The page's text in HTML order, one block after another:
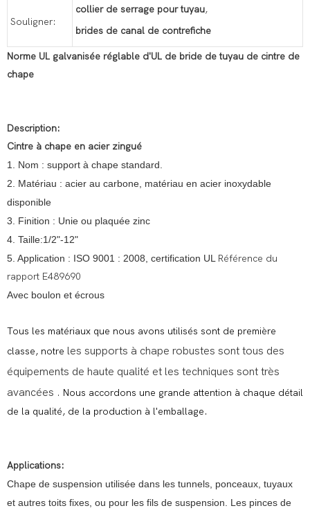
Souligner:
collier de serrage pour tuyau,
brides de canal de contrefiche
Norme UL galvanisée réglable d'UL de bride de tuyau de cintre de
chape
Description:
Cintre à chape en acier zingué
1. Nom : support à chape standard.
2. Matériau : acier au carbone, matériau en acier inoxydable
disponible
3. Finition : Unie ou plaquée zinc
4. Taille:1/2"-12"
5. Application : ISO 9001 : 2008, certification UL Référence du
rapport E489690
Avec boulon et écrous
Tous les matériaux que nous avons utilisés sont de première
classe, notre les supports à chape robustes sont tous des
équipements de haute qualité et les techniques sont très
avancées . Nous accordons une grande attention à chaque détail
de la qualité, de la production à l'emballage.
Applications:
Chape de suspension utilisée dans les tunnels, ponceaux, tuyaux
et autres toits fixes, ou pour les fils de suspension. Les pinces de